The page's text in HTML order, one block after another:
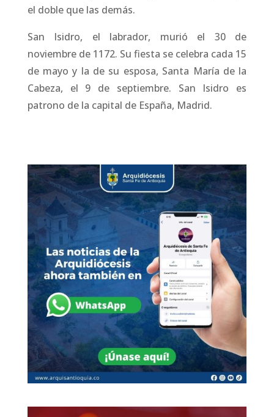
el doble que las demás.
San Isidro, el labrador, murió el 30 de
noviembre de 1172. Su fiesta se celebra cada 15
de mayo y la de su esposa, Santa María de la
Cabeza, el 9 de septiembre. San Isidro es
patrono de la capital de España, Madrid.